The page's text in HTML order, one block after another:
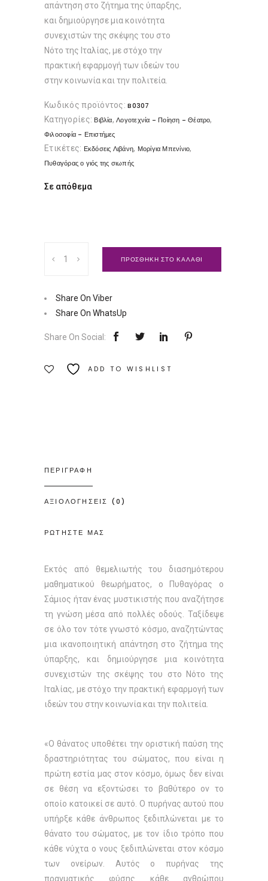
απάντηση στο ζήτημα της ύπαρξης,
και δημιούργησε μια κοινότητα
συνεχιστών της σκέψης του στο
Νότο της Ιταλίας, με στόχο την
πρακτική εφαρμογή των ιδεών του
στην κοινωνία και την πολιτεία.
Κωδικός προϊόντος:B0307
Κατηγορίες: Βιβλία,Λογοτεχνία - Ποίηση - Θέατρο,
Φιλοσοφία - Επιστήμες
Ετικέτες: Εκδόσεις Λιβάνη, Μορίγια Μπενίνιο,
Πυθαγόρας ο γιός της σιωπής
Σε απόθεμα
της
σιωπής
Εκδόσεις
Ποσότητα
ΠΡΟΣΘΗΚΗ ΣΤΟ ΚΑΛΑΘΙ
Share On Viber
Share On WhatsUp
Share On Social:
ADD TO WISHLIST
ΠΕΡΙΓΡΑΦΗ
ΑΞΙΟΛΟΓΗΣΕΙΣ (0)
ΡΩΤΗΣΤΕ ΜΑΣ
Εκτός από θεμελιωτής του διασημότερου
μαθηματικού θεωρήματος, ο Πυθαγόρας ο
Σάμιος ήταν ένας μυστικιστής που αναζήτησε
τη γνώση μέσα από πολλές οδούς. Ταξίδεψε
σε όλο τον τότε γνωστό κόσμο, αναζητώντας
μια ικανοποιητική απάντηση στο ζήτημα της
ύπαρξης, και δημιούργησε μια κοινότητα
συνεχιστών της σκέψης του στο Νότο της
Ιταλίας, με στόχο την πρακτική εφαρμογή των
ιδεών του στην κοινωνία και την πολιτεία.
«Ο θάνατος υποθέτει την οριστική παύση της
δραστηριότητας του σώματος, που είναι η
πρώτη εστία μας στον κόσμο, όμως δεν είναι
σε θέση να εξοντώσει το βαθύτερο ον το
οποίο κατοικεί σε αυτό. Ο πυρήνας αυτού που
υπήρξε κάθε άνθρωπος ξεδιπλώνεται με το
θάνατο του σώματος, με τον ίδιο τρόπο που
κάθε νύχτα ο νους ξεδιπλώνεται στον κόσμο
των ονείρων. Αυτός ο πυρήνας της
πραγματικής φύσης κάθε ανθρώπου